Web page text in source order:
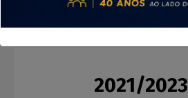
2021/2023